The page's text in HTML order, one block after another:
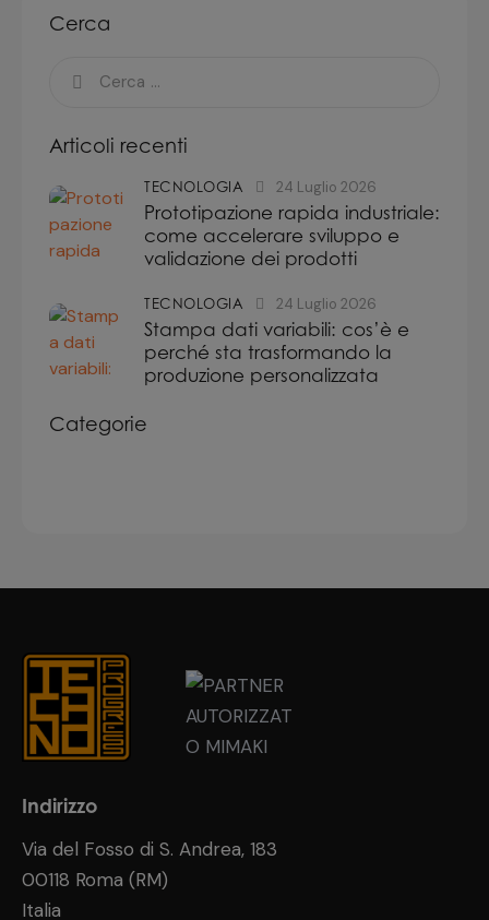
Cerca
Articoli recenti
TECNOLOGIA 24 Luglio 2026
Prototipazione rapida industriale:
come accelerare sviluppo e
validazione dei prodotti
TECNOLOGIA 24 Luglio 2026
Stampa dati variabili: cos’è e
perché sta trasformando la
produzione personalizzata
Categorie
Indirizzo
Via del Fosso di S. Andrea, 183
00118 Roma (RM)
Italia